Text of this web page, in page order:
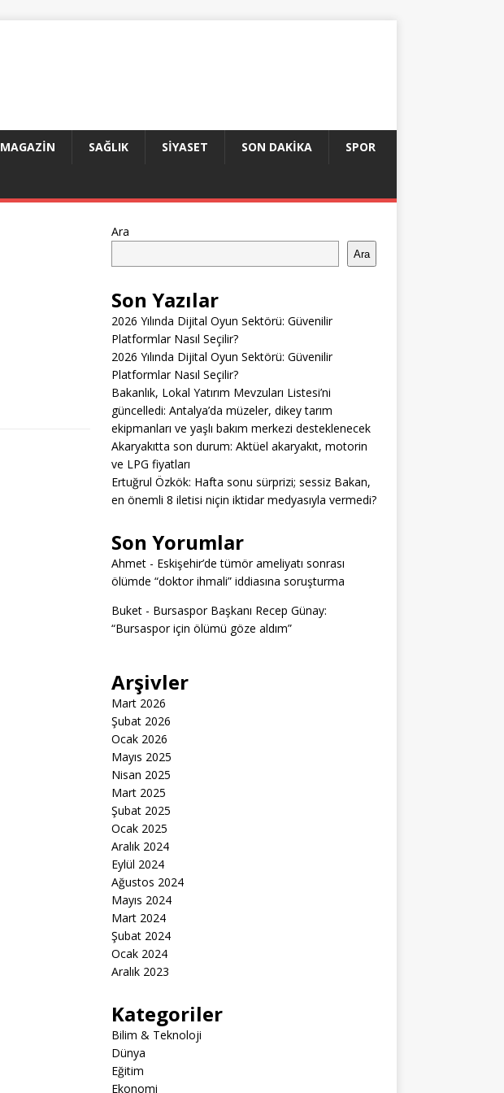
MAGAZIN SAĞLIK SIYASET SON DAKIKA SPOR
Ara
Ara
Son Yazılar
2026 Yılında Dijital Oyun Sektörü: Güvenilir
Platformlar Nasıl Seçilir?
2026 Yılında Dijital Oyun Sektörü: Güvenilir
Platformlar Nasıl Seçilir?
Bakanlık, Lokal Yatırım Mevzuları Listesi’ni
güncelledi: Antalya’da müzeler, dikey tarım
ekipmanları ve yaşlı bakım merkezi desteklenecek
Akaryakıtta son durum: Aktüel akaryakıt, motorin
ve LPG fiyatları
Ertuğrul Özkök: Hafta sonu sürprizi; sessiz Bakan,
en önemli 8 iletisi niçin iktidar medyasıyla vermedi?
Son Yorumlar
Ahmet- Eskişehir’de tümör ameliyatı sonrası
ölümde “doktor ihmali” iddiasına soruşturma
Buket- Bursaspor Başkanı Recep Günay:
“Bursaspor için ölümü göze aldım”
Arşivler
Mart 2026
Şubat 2026
Ocak 2026
Mayıs 2025
Nisan 2025
Mart 2025
Şubat 2025
Ocak 2025
Aralık 2024
Eylül 2024
Ağustos 2024
Mayıs 2024
Mart 2024
Şubat 2024
Ocak 2024
Aralık 2023
Kategoriler
Bilim & Teknoloji
Dünya
Eğitim
Ekonomi